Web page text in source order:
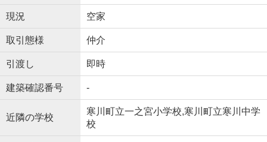
現況 空家
取引態様 仲介
引渡し 即時
建築確認番号 -
近隣の学校
寒川町立一之宮小学校,寒川町立寒川中学
校